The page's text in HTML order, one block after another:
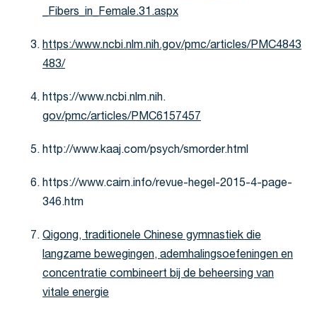
_Fibers_in_Female.31.aspx
https:/www.ncbi.nlm.nih.gov/pmc/articles/PMC4843
483/
https://www.ncbi.nlm.nih.
gov/pmc/articles/PMC6157457
http://www.kaaj.com/psych/smorder.html
https://www.cairn.info/revue-hegel-2015-4-page-
346.htm
Qigong, traditionele Chinese gymnastiek die
langzame bewegingen, ademhalingsoefeningen en
concentratie combineert bij de beheersing van
vitale energie